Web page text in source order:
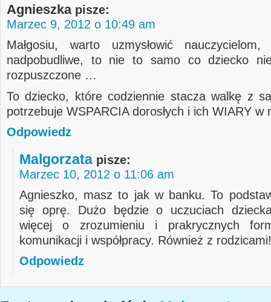
Agnieszka pisze:
Marzec 9, 2012 o 10:49 am
Małgosiu, warto uzmysłowić
nadpobudliwe, to nie to samo co dziecko
rozpuszczone …
To dziecko, które codziennie stacza walkę z
potrzebuje WSPARCIA dorosłych i ich WIARY
Odpowiedz
Malgorzata pisze:
Marzec 10, 2012 o 11:06 am
Agnieszko, masz to jak w banku. To
się oprę. Dużo będzie o uczuciach
więcej o zrozumieniu i prakrycznych
komunikacji i współpracy. Również z rodzicami!
Odpowiedz